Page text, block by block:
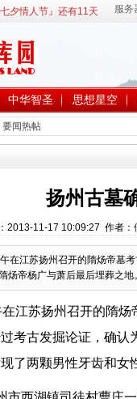
夕情人节』还有11天
中华智圣 思想星空
要闻热帖
扬州古墓
2013-11-17 10:09:27 作者：
在江苏扬州召开的隋炀帝墓
炀帝杨广与萧后最后埋葬之地。
江苏扬州召开的隋
考古发掘论证，确
现了两颗男性牙齿